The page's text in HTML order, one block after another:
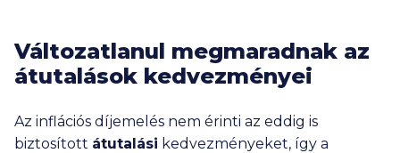
Változatlanul megmaradnak az
átutalások kedvezményei
Az inflációs díjemelés nem érinti az eddig is
biztosított átutalási kedvezményeket, így a